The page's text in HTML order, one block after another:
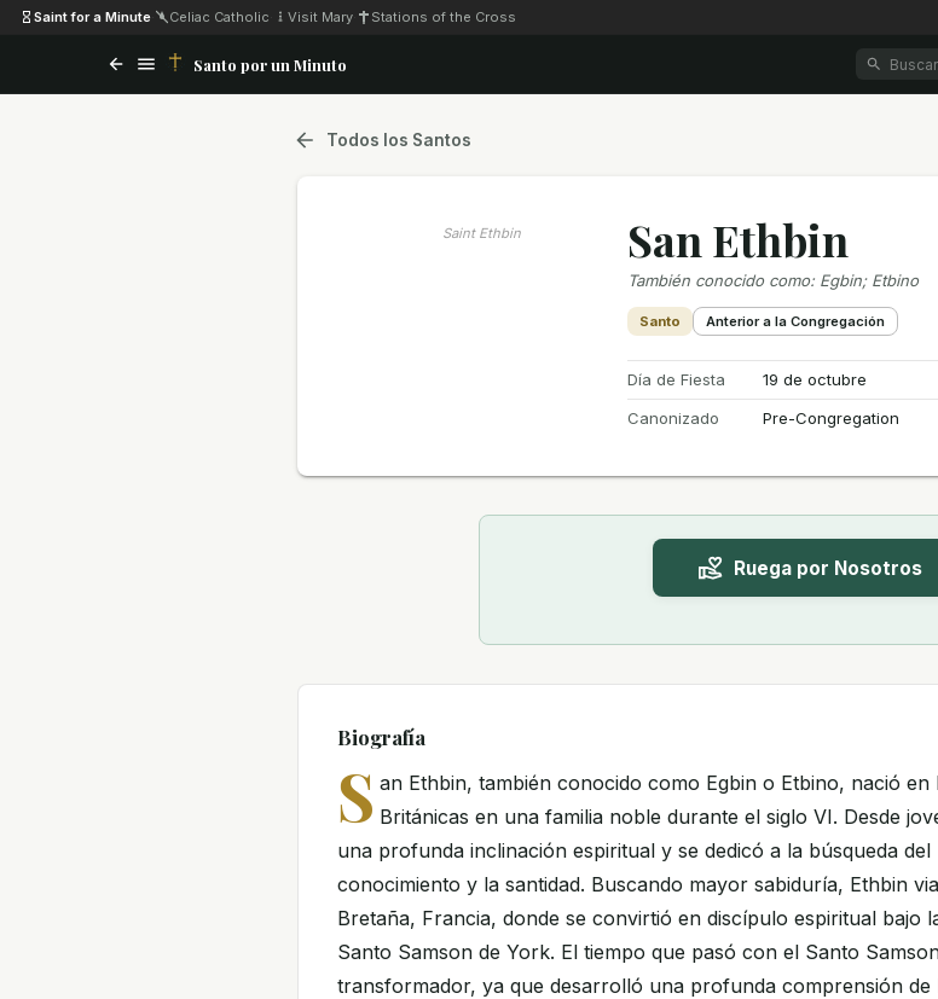
Saint for a Minute Celiac Catholic Visit Mary Stations of the Cross
Santo por un Minuto
Todos los Santos
Saint Ethbin San Ethbin
También conocido como: Egbin; Etbino
Santo Anterior a la Congregación
Día de Fiesta
19 de octubre
Canonizado
Pre-Congregation
Ruega por Nosotros
Biografía
S an Ethbin, también conocido como Egbin o Etbino, nació en
Británicas en una familia noble durante el siglo VI. Desde
una profunda inclinación espiritual y se dedicó a la búsqueda del
conocimiento y la santidad. Buscando mayor sabiduría, Ethbin
Bretaña, Francia, donde se convirtió en discípulo espiritual bajo
Santo Samson de York. El tiempo que pasó con el Santo
transformador, ya que desarrolló una profunda comprensión de